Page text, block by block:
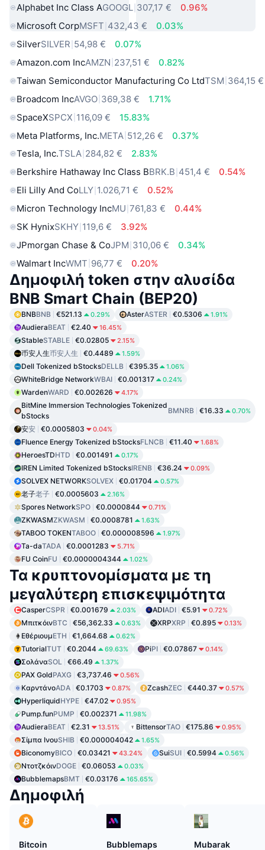
Alphabet Inc Class AGOOGL 307,17 €
0.96%
Microsoft CorpMSFT 432,43 €
0.03%
SilverSILVER 54,98 €
0.07%
Amazon.com IncAMZN 237,51 €
0.82%
Taiwan Semiconductor Manufacturing Co LtdTSM 364,15 €
Broadcom IncAVGO 369,38 €
1.71%
SpaceXSPCX 116,09 €
15.83%
Meta Platforms, Inc.META 512,26 €
0.37%
Tesla, Inc.TSLA 284,82 €
2.83%
Berkshire Hathaway Inc Class BBRK.B 451,4 €
0.54%
Eli Lilly And CoLLY 1.026,71 €
0.52%
Micron Technology IncMU 761,83 €
0.44%
SK HynixSKHY 119,6 €
3.92%
JPmorgan Chase & CoJPM 310,06 €
0.34%
Walmart IncWMT 96,77 € 0.20%
Δημοφιλή token στην αλυσίδα
BNB Smart Chain (BEP20)
BNBBNB €521.13 0.29% AsterASTER €0.5306 1.91%
AudieraBEAT €2.40 16.45%
StableSTABLE €0.02805 2.15%
币安人生币安人生 €0.4489 1.59%
Dell Tokenized bStocksDELLB €395.35 1.06%
WhiteBridge NetworkWBAI €0.001317 0.24%
WardenWARD €0.002626 4.17%
BitMine Immersion Technologies Tokenized
bStocks
BMNRB €16.33 0.70%
安安 €0.0005803 0.04%
Fluence Energy Tokenized bStocksFLNCB €11.40 1.68%
HeroesTDHTD €0.001491 0.17%
IREN Limited Tokenized bStocksIRENB €36.24 0.09%
SOLVEX NETWORKSOLVEX €0.01704 0.57%
老子老子 €0.0005603 2.16%
Spores NetworkSPO €0.0000844 0.71%
ZKWASMZKWASM €0.0008781 1.63%
TABOO TOKENTABOO €0.000008596 1.97%
Ta-daTADA €0.0001283 5.71%
FU CoinFU €0.0000004344 1.02%
Τα κρυπτονομίσματα με τη
μεγαλύτερη επισκεψιμότητα
CasperCSPR €0.001679 2.03% ADIADI €5.91 0.72%
ΜπιτκόινBTC €56,362.33 0.63% XRPXRP €0.895 0.13%
ΕθέριουμETH €1,664.68 0.62%
TutorialTUT €0.2044 69.63% PiPI €0.07867 0.14%
ΣολάναSOL €66.49 1.37%
PAX GoldPAXG €3,737.46 0.56%
ΚαρντάνοADA €0.1703 0.87% ZcashZEC €440.37 0.57%
HyperliquidHYPE €47.02 0.95%
Pump.funPUMP €0.002371 11.98%
AudieraBEAT €2.31 13.51% BittensorTAO €175.86 0.95%
Σίμπα ΙνουSHIB €0.000004042 1.65%
BiconomyBICO €0.03421 43.24% SuiSUI €0.5994 0.56%
ΝτοτζκόινDOGE €0.06053 0.03%
BubblemapsBMT €0.03176 165.65%
Δημοφιλή
Bitcoin
Bubblemaps
Mubarak